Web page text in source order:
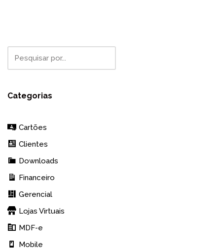
Categorias
Cartões
Clientes
Downloads
Financeiro
Gerencial
Lojas Virtuais
MDF-e
Mobile